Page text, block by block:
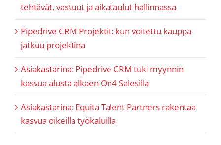
tehtävät, vastuut ja aikataulut hallinnassa
Pipedrive CRM Projektit: kun voitettu kauppa
jatkuu projektina
Asiakastarina: Pipedrive CRM tuki myynnin
kasvua alusta alkaen On4 Salesilla
Asiakastarina: Equita Talent Partners rakentaa
kasvua oikeilla työkaluilla